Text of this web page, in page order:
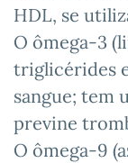
HDL, se
O ômega-3
triglicérides
sangue; tem
previne
O ômega-9